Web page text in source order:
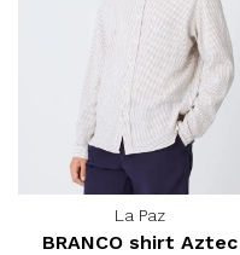
La Paz
BRANCO shirt Aztec